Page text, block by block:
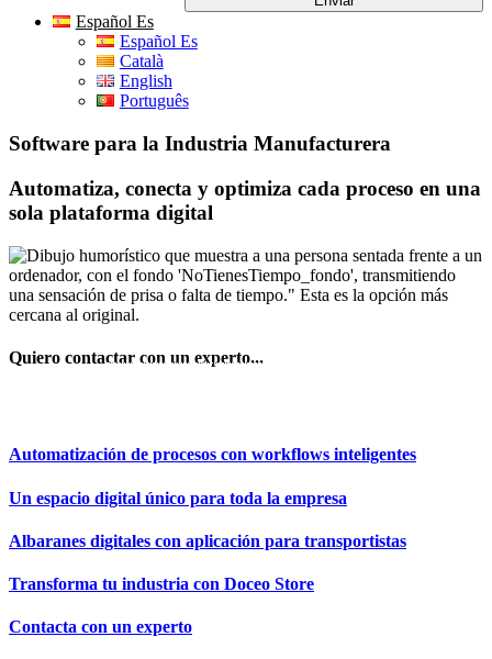
Español Es
Español Es
Català
English
Português
Software para la Industria Manufacturera
Automatiza, conecta y optimiza cada proceso en una
sola plataforma digital
Quiero contactar con un experto...
Automatización de procesos con workflows inteligentes
Un espacio digital único para toda la empresa
Albaranes digitales con aplicación para transportistas
Transforma tu industria con Doceo Store
Contacta con un experto